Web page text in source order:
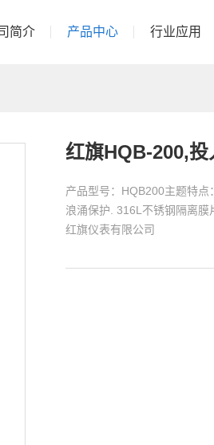
简介 产品中心 行业应用
红旗HQB-200,
产品型号：HQB200主题特
浪涌保护. 316L不锈钢隔离膜
红旗仪表有限公司